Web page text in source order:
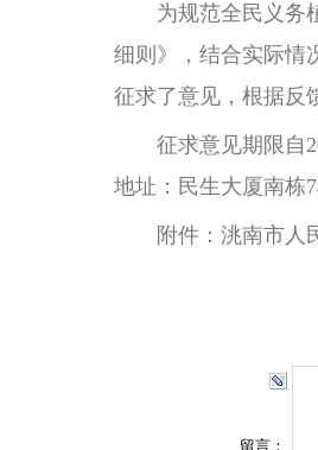
为规范全民义务植
细则》，结合实际情
征求了意见，根据反
征求意见期限自
地址：民生大厦南栋
附件： 洮南市人